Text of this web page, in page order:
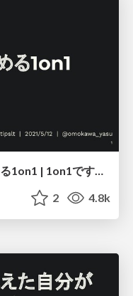
性格診断と価値観分析ではじめる1on1 | 1on1ですべりたくない人へ / one on one meeting with personality guidance
2 4.8k